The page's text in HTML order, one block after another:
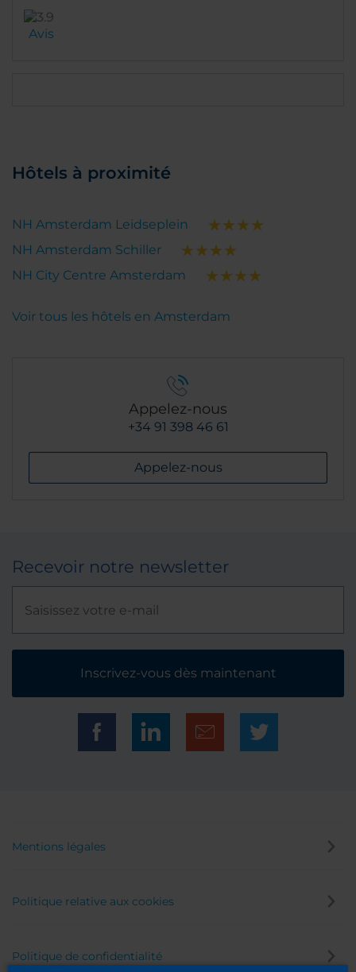
Avis
Hôtels à proximité
NH Amsterdam Leidseplein
NH Amsterdam Schiller
NH City Centre Amsterdam
Voir tous les hôtels en Amsterdam
Appelez-nous
+34 91 398 46 61
Appelez-nous
Recevoir notre newsletter
Inscrivez-vous dès maintenant
Mentions légales
Politique relative aux cookies
Politique de confidentialité